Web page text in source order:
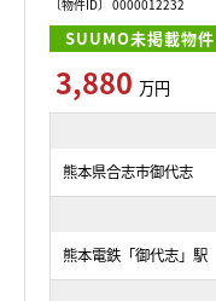
〔物件ID〕 0000012232
SUUMO未掲載物件
3,880 万円
熊本県合志市御代志
熊本電鉄「御代志」